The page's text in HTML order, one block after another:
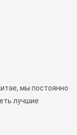
мы постоянно
лучшие